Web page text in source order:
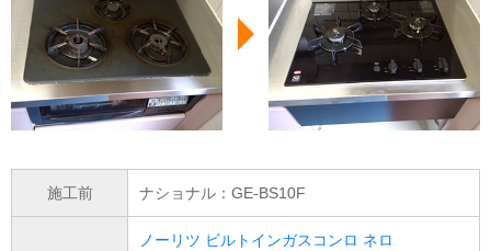
施工前 ナショナル：GE-BS10F
ノーリツ ビルトインガスコンロ ネロ